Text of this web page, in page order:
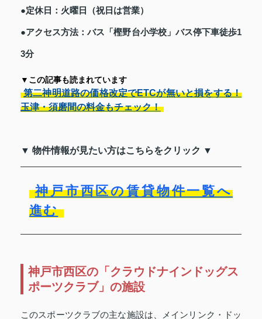
●定休日：火曜日（祝日は営業）
●アクセス方法：バス「樫野台小学校」バス停下車徒歩1
3分
▼この記事も読まれています
第二神明道路の価格改定でETCが無いと損をする！
玉津・須磨間の料金もチェック！
▼ 物件情報が見たい方はこちらをクリック ▼
神戸市西区の賃貸物件一覧へ
進む
神戸市西区の「クラウドナインドッグス
ポーツクラブ」の施設
このスポーツクラブの主な施設は、メインリンク・ドッ